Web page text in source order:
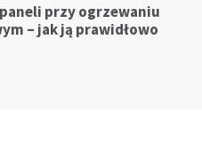
przy ogrzewaniu
– jak ją prawidłowo